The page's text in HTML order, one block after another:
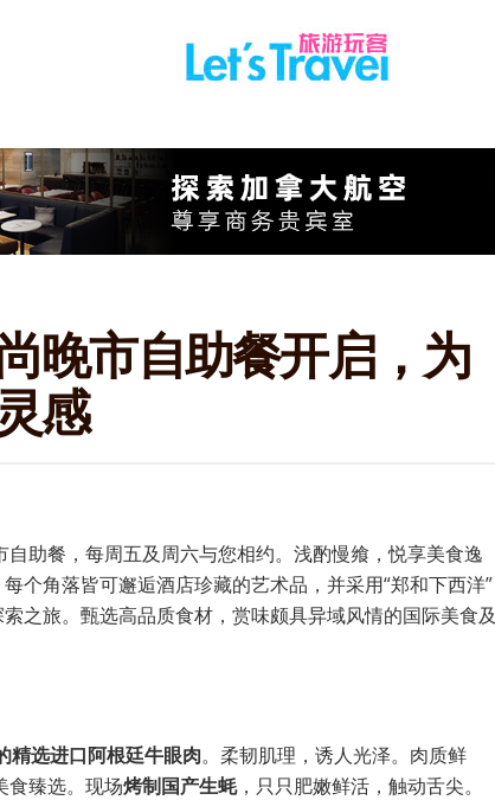
晚市自助餐开启，为
感
助餐，每周五及周六与您相约。浅酌慢飨，悦享美食逸
个角落皆可邂逅酒店珍藏的艺术品，并采用“郑和下西洋”
之旅。甄选高品质食材，赏味颇具异域风情的国际美食及
精选进口阿根廷牛眼肉。柔韧肌理，诱人光泽。肉质鲜
食臻选。现场烤制国产生蚝，只只肥嫩鲜活，触动舌尖。